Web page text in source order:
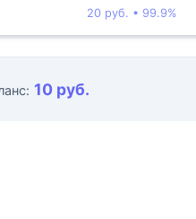
20 руб. • 99.9%
10 руб.